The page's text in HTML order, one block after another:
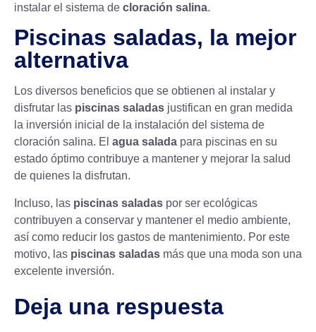
instalar el sistema de cloración salina.
Piscinas saladas, la mejor
alternativa
Los diversos beneficios que se obtienen al instalar y
disfrutar las piscinas saladas justifican en gran medida
la inversión inicial de la instalación del sistema de
cloración salina. El agua salada para piscinas en su
estado óptimo contribuye a mantener y mejorar la salud
de quienes la disfrutan.
Incluso, las piscinas saladas por ser ecológicas
contribuyen a conservar y mantener el medio ambiente,
así como reducir los gastos de mantenimiento. Por este
motivo, las piscinas saladas más que una moda son una
excelente inversión.
Deja una respuesta